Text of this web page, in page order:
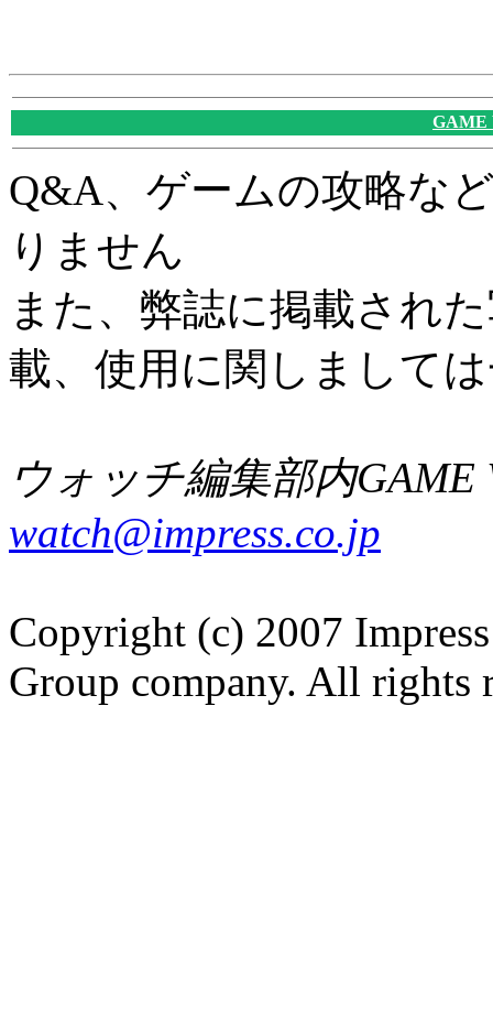
GAME
Q&A、ゲームの攻略な
りません
また、弊誌に掲載され
載、使用に関しまして
ウォッチ編集部内GAME
watch@impress.co.jp
Copyright (c) 2007
Group company. All rights